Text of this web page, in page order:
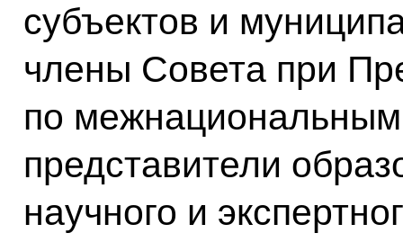
субъектов и
члены Совета при
по
представители
научного и